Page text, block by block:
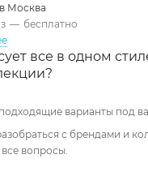
Москва
— бесплатно
все в одном
варианты под
с брендами и
вопросы.